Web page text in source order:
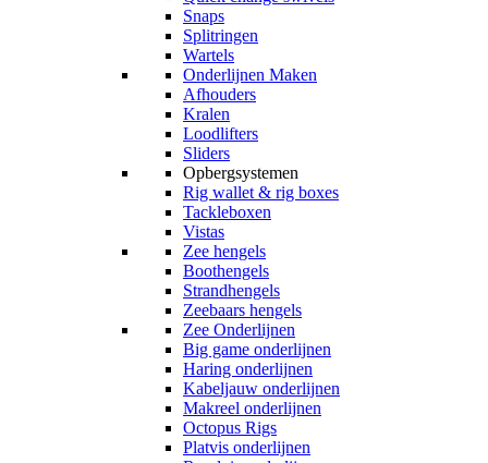
Snaps
Splitringen
Wartels
Onderlijnen Maken
Afhouders
Kralen
Loodlifters
Sliders
Opbergsystemen
Rig wallet & rig boxes
Tackleboxen
Vistas
Zee hengels
Boothengels
Strandhengels
Zeebaars hengels
Zee Onderlijnen
Big game onderlijnen
Haring onderlijnen
Kabeljauw onderlijnen
Makreel onderlijnen
Octopus Rigs
Platvis onderlijnen